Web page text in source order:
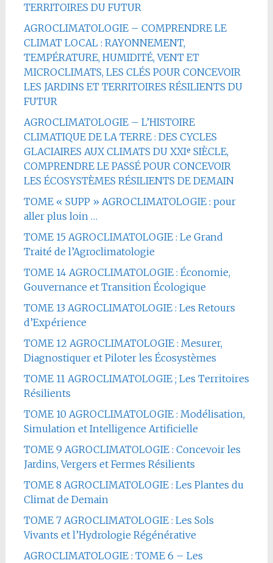
TERRITOIRES DU FUTUR
AGROCLIMATOLOGIE – COMPRENDRE LE
CLIMAT LOCAL : RAYONNEMENT,
TEMPÉRATURE, HUMIDITÉ, VENT ET
MICROCLIMATS, LES CLÉS POUR CONCEVOIR
LES JARDINS ET TERRITOIRES RÉSILIENTS DU
FUTUR
AGROCLIMATOLOGIE – L’HISTOIRE
CLIMATIQUE DE LA TERRE : DES CYCLES
GLACIAIRES AUX CLIMATS DU XXIᵉ SIÈCLE,
COMPRENDRE LE PASSÉ POUR CONCEVOIR
LES ÉCOSYSTÈMES RÉSILIENTS DE DEMAIN
TOME « SUPP » AGROCLIMATOLOGIE : pour
aller plus loin …
TOME 15 AGROCLIMATOLOGIE : Le Grand
Traité de l’Agroclimatologie
TOME 14 AGROCLIMATOLOGIE : Économie,
Gouvernance et Transition Écologique
TOME 13 AGROCLIMATOLOGIE : Les Retours
d’Expérience
TOME 12 AGROCLIMATOLOGIE : Mesurer,
Diagnostiquer et Piloter les Écosystèmes
TOME 11 AGROCLIMATOLOGIE ; Les Territoires
Résilients
TOME 10 AGROCLIMATOLOGIE : Modélisation,
Simulation et Intelligence Artificielle
TOME 9 AGROCLIMATOLOGIE : Concevoir les
Jardins, Vergers et Fermes Résilients
TOME 8 AGROCLIMATOLOGIE : Les Plantes du
Climat de Demain
TOME 7 AGROCLIMATOLOGIE : Les Sols
Vivants et l’Hydrologie Régénérative
AGROCLIMATOLOGIE : TOME 6 – Les